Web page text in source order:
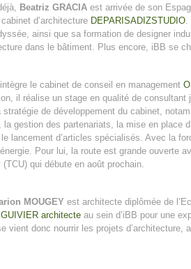
Beatriz GRACIA est arrivée de son
d’architecture DEPARISADIZSTUDIO.
ainsi que sa formation de designer
dans le bâtiment. Plus encore, iBB se
intègre le cabinet de conseil en management
il réalise un stage en qualité de
stratégie de développement du cabinet,
gestion des partenariats, la mise en place
lancement d’articles spécialisés. Avec la
Pour lui, la route est grande ouverte
qui débute en août prochain.
MOUGEY est architecte diplômée de
architecte au sein d’iBB pour une
vient donc nourrir les projets d’architecture,